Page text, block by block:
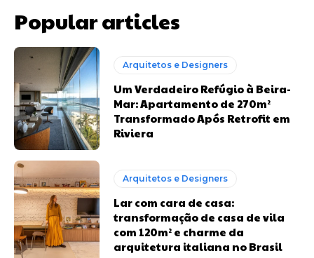
Popular articles
Arquitetos e Designers
Um Verdadeiro Refúgio à Beira-
Mar: Apartamento de 270m²
Transformado Após Retrofit em
Riviera
Arquitetos e Designers
Lar com cara de casa:
transformação de casa de vila
com 120m² e charme da
arquitetura italiana no Brasil